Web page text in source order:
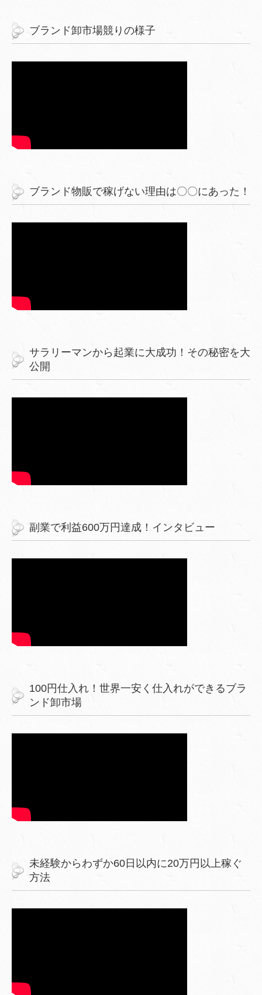
ブランド卸市場競りの様子
ブランド物販で稼げない理由は〇〇にあった！
サラリーマンから起業に大成功！その秘密を大
公開
副業で利益600万円達成！インタビュー
100円仕入れ！世界一安く仕入れができるブラ
ンド卸市場
未経験からわずか60日以内に20万円以上稼ぐ
方法